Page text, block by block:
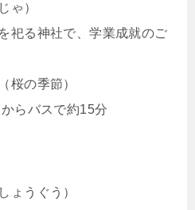
ゃ）
祀る神社で、学業成就のご
桜の季節）
らバスで約15分
ょうぐう）